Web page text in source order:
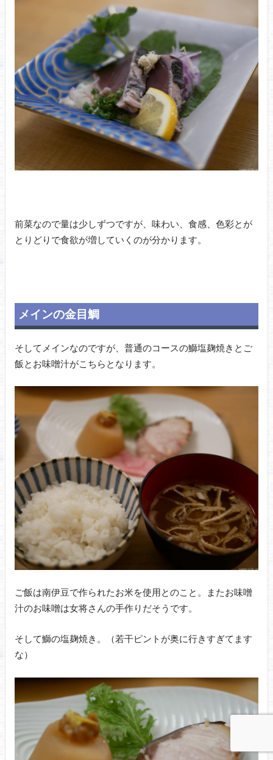
前菜なので量は少しずつですが、味わい、食感、色彩とが
とりどりで食欲が増していくのが分かります。
メインの金目鯛
そしてメインなのですが、普通のコースの鰤塩麹焼きとご
飯とお味噌汁がこちらとなります。
ご飯は南伊豆で作られたお米を使用とのこと。またお味噌
汁のお味噌は女将さんの手作りだそうです。
そして鰤の塩麹焼き。（若干ピントが奥に行きすぎてます
な）